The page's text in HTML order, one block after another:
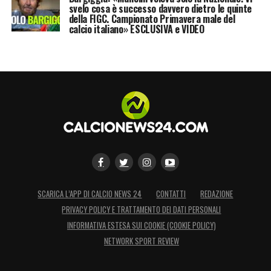
svelo cosa è successo davvero dietro le quinte
della FIGC. Campionato Primavera male del
calcio italiano» ESCLUSIVA e VIDEO
SCARICA L’APP DI CALCIO NEWS 24 CONTATTI
REDAZIONE
PRIVACY POLICY E TRATTAMENTO DEI DATI PERSONALI
INFORMATIVA ESTESA SUI COOKIE (COOKIE POLICY)
NETWORK SPORT REVIEW